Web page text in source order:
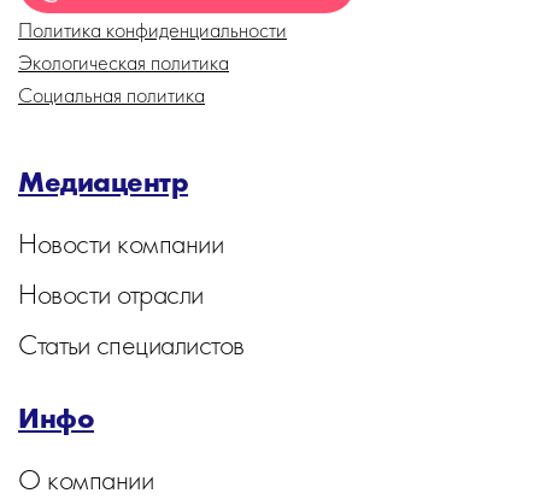
Политика конфиденциальности
Экологическая политика
Социальная политика
Медиацентр
Новости компании
Новости отрасли
Статьи специалистов
Инфо
О компании